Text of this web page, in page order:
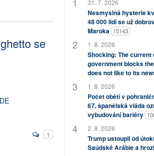
se
1
31. 7. 2026
Nesmyslná hysterie
48 000 lidí se už
Maroka 15143
1. 8. 2026
Shocking: The current
government blocks
does not like to its
1. 8. 2026
Počet obětí v
67, španělská vláda
vybudování bariéry
2. 8. 2026
Trump ustoupil od
Saúdské Arábie a